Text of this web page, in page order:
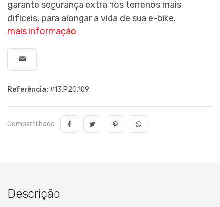
garante segurança extra nos terrenos mais
difíceis, para alongar a vida de sua e-bike.
mais informação
Referência: #13.P20.109
Compartilhado:
Descrição